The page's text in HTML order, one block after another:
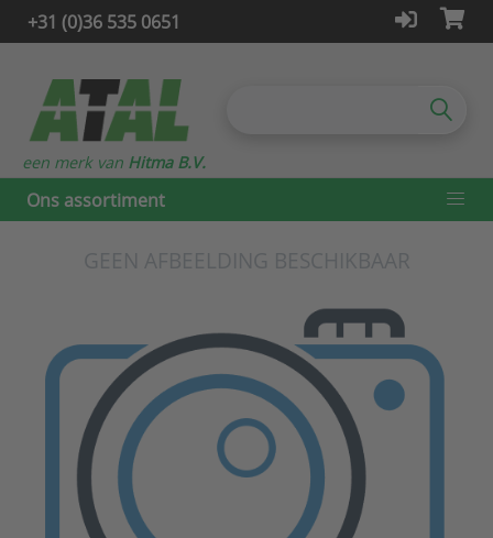
+31 (0)36 535 0651
Ons assortiment
een merk van Hitma B.V.